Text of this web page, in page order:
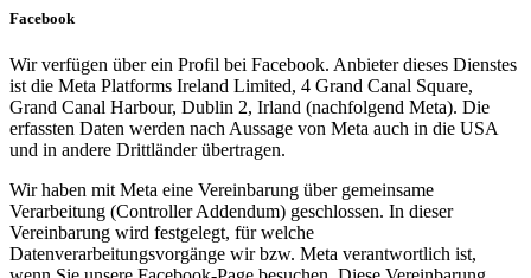
Facebook
Wir verfügen über ein Profil bei Facebook. Anbieter dieses Dienstes
ist die Meta Platforms Ireland Limited, 4 Grand Canal Square,
Grand Canal Harbour, Dublin 2, Irland (nachfolgend Meta). Die
erfassten Daten werden nach Aussage von Meta auch in die USA
und in andere Drittländer übertragen.
Wir haben mit Meta eine Vereinbarung über gemeinsame
Verarbeitung (Controller Addendum) geschlossen. In dieser
Vereinbarung wird festgelegt, für welche
Datenverarbeitungsvorgänge wir bzw. Meta verantwortlich ist,